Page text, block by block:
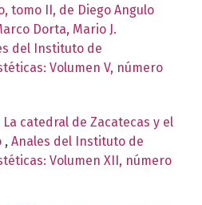
tomo II, de Diego Angulo
Dorta, Mario J.
del Instituto de
Volumen V, número
La catedral de Zacatecas y el
, Anales del Instituto de
Volumen XII, número